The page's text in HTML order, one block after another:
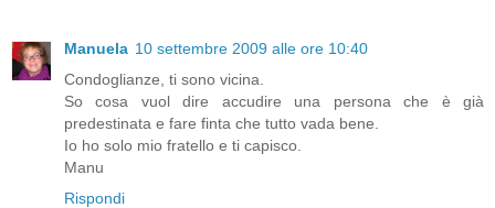
Manuela 10 settembre 2009 alle ore 10:40
Condoglianze, ti sono vicina.
So cosa vuol dire accudire una persona che è già
predestinata e fare finta che tutto vada bene.
Io ho solo mio fratello e ti capisco.
Manu
Rispondi